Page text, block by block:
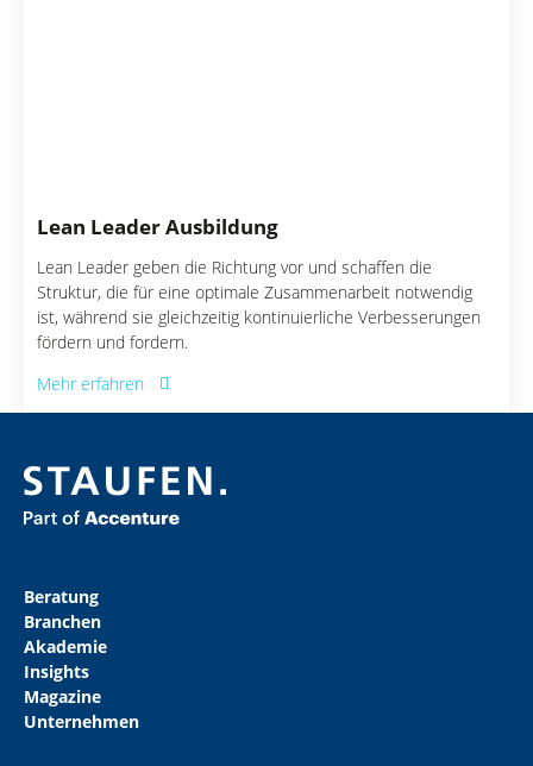
Lean Leader Ausbildung
Lean Leader geben die Richtung vor und schaffen die
Struktur, die für eine optimale Zusammenarbeit notwendig
ist, während sie gleichzeitig kontinuierliche Verbesserungen
fördern und fordern.
Mehr erfahren
Beratung
Branchen
Akademie
Insights
Magazine
Unternehmen